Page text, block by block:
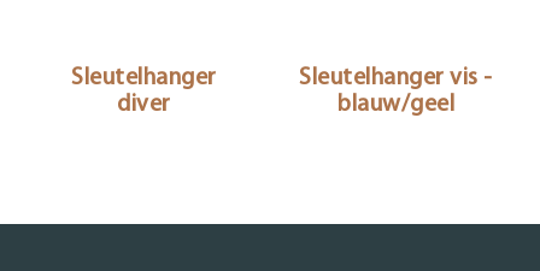
Sleutelhanger
diver
Sleutelhanger vis -
blauw/geel